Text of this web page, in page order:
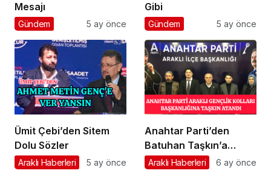
Mesajı
Gündem 5 ay önce
Gibi
Gündem 5 ay önce
Ümit Çebi’den Sitem
Dolu Sözler
Araklı Haberleri 5 ay önce
Anahtar Parti’den
Batuhan Taşkın’a
Önemli Görev
Araklı Haberleri 6 ay önce